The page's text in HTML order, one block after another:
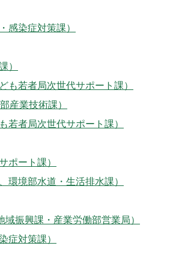
感染症対策課）
）
若者局次世代サポート課）
産業技術課）
者局次世代サポート課）
ポート課）
境部水道・生活排水課）
振興課・産業労働部営業局）
症対策課）